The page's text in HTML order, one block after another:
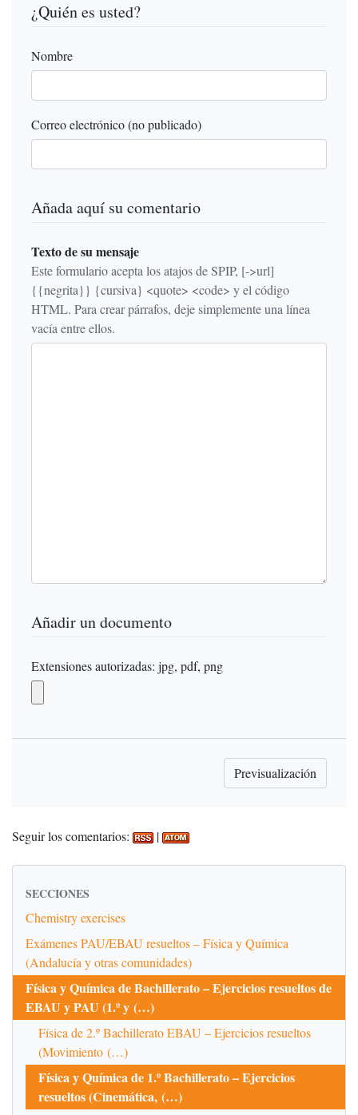
¿Quién es usted?
Nombre
Correo electrónico (no publicado)
Añada aquí su comentario
Texto de su mensaje
Este formulario acepta los atajos de SPIP, [->url]
{{negrita}} {cursiva} <quote> <code> y el código
HTML. Para crear párrafos, deje simplemente una línea
vacía entre ellos.
Añadir un documento
Extensiones autorizadas: jpg, pdf, png
Seguir los comentarios: |
SECCIONES
Chemistry exercises
Exámenes PAU/EBAU resueltos – Física y Química
(Andalucía y otras comunidades)
Física y Química de Bachillerato – Ejercicios resueltos de
EBAU y PAU (1.º y (…)
Física de 2.º Bachillerato EBAU – Ejercicios resueltos
(Movimiento (…)
Física y Química de 1.º Bachillerato – Ejercicios
resueltos (Cinemática, (…)